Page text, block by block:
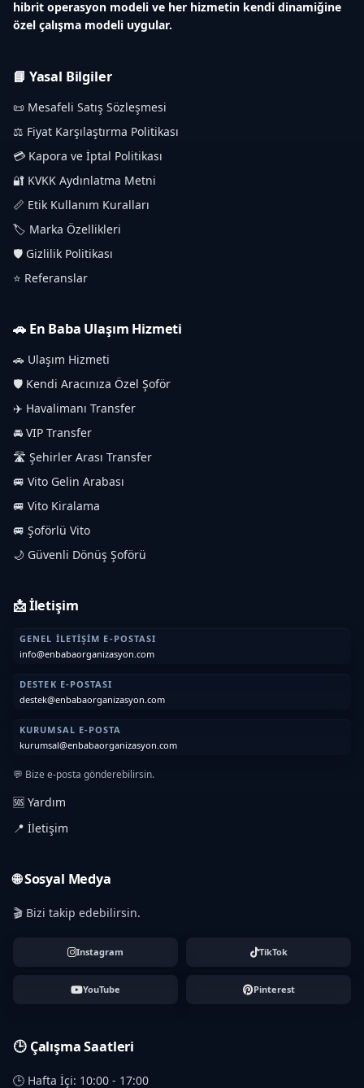
hibrit operasyon modeli ve her hizmetin kendi dinamiğine
özel çalışma modeli uygular.
📘 Yasal Bilgiler
📜 Mesafeli Satış Sözleşmesi
⚖️ Fiyat Karşılaştırma Politikası
💳 Kapora ve İptal Politikası
🔐 KVKK Aydınlatma Metni
📏 Etik Kullanım Kuralları
🏷️ Marka Özellikleri
🛡️ Gizlilik Politikası
⭐ Referanslar
🚗 En Baba Ulaşım Hizmeti
🚗 Ulaşım Hizmeti
🛡️ Kendi Aracınıza Özel Şoför
✈️ Havalimanı Transfer
🚘 VIP Transfer
🛣️ Şehirler Arası Transfer
🚐 Vito Gelin Arabası
🚐 Vito Kiralama
🚐 Şoförlü Vito
🌙 Güvenli Dönüş Şoförü
📩 İletişim
GENEL İLETIŞIM E-POSTASI
info@enbabaorganizasyon.com
DESTEK E-POSTASI
destek@enbabaorganizasyon.com
KURUMSAL E-POSTA
kurumsal@enbabaorganizasyon.com
💬 Bize e-posta gönderebilirsin.
🆘 Yardım
📍 İletişim
🌐 Sosyal Medya
🎬 Bizi takip edebilirsin.
Instagram TikTok
YouTube Pinterest
🕒 Çalışma Saatleri
🕒 Hafta İçi: 10:00 - 17:00